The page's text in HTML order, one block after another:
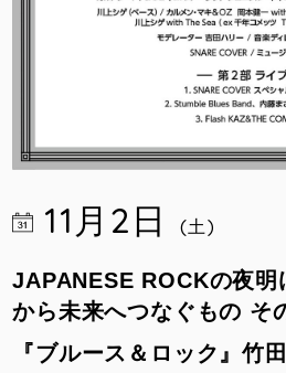
11月2日 (土)
JAPANESE ROCKの夜明
から未来へつなぐもの そ
『ブルース＆ロック』竹